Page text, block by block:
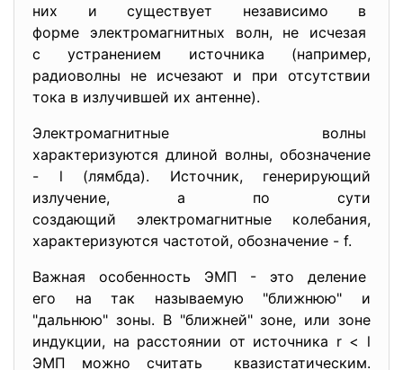
них и существует независимо в
форме электромагнитных волн, не исчезая
с устранением источника (например,
радиоволны не исчезают и при отсутствии
тока в излучившей их антенне).
Электромагнитные волны
характеризуются длиной волны, обозначение
- l (лямбда). Источник, генерирующий
излучение, а по сути
создающий электромагнитные колебания,
характеризуются частотой, обозначение - f.
Важная особенность ЭМП - это деление
его на так называемую "ближнюю" и
"дальнюю" зоны. В "ближней" зоне, или зоне
индукции, на расстоянии от источника r < l
ЭМП можно считать квазистатическим.